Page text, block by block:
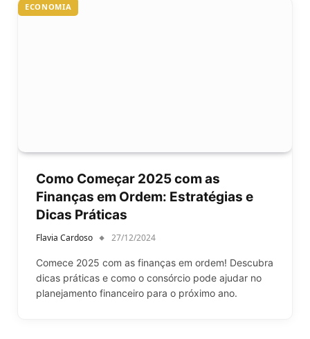
ECONOMIA
Como Começar 2025 com as
Finanças em Ordem: Estratégias e
Dicas Práticas
Flavia Cardoso 27/12/2024
Comece 2025 com as finanças em ordem! Descubra
dicas práticas e como o consórcio pode ajudar no
planejamento financeiro para o próximo ano.